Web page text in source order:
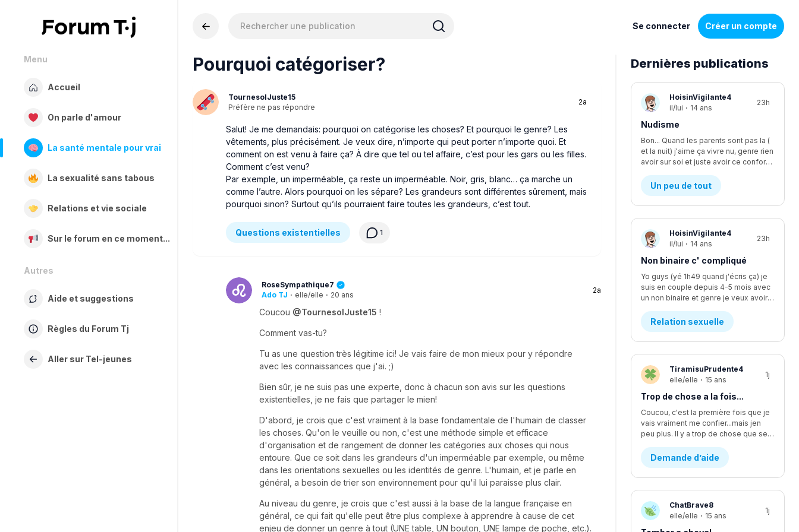
Se connecter Créer un compte
Menu
Accueil
On parle d'amour
La santé mentale pour vrai
La sexualité sans tabous
Relations et vie sociale
Sur le forum en ce moment...
Autres
Aide et suggestions
Règles du Forum Tj
Aller sur Tel-jeunes
Pourquoi catégoriser?
TournesolJuste15
Préfère ne pas répondre
2a
Salut! Je me demandais: pourquoi on catégorise les choses? Et pourquoi le genre? Les
vêtements, plus précisément. Je veux dire, n’importe qui peut porter n’importe quoi. Et
comment on est venu à faire ça? À dire que tel ou tel affaire, c’est pour les gars ou les filles.
Comment c’est venu?
Par exemple, un imperméable, ça reste un imperméable. Noir, gris, blanc… ça marche un
comme l’autre. Alors pourquoi on les sépare? Les grandeurs sont différentes sûrement, mais
pourquoi sinon? Surtout qu’ils pourraient faire toutes les grandeurs, c’est tout.
Questions existentielles 1
RoseSympathique7
Ado TJ · elle/elle · 20 ans
2a
Coucou @TournesolJuste15 !
Comment vas-tu?
Tu as une question très légitime ici! Je vais faire de mon mieux pour y répondre
avec les connaissances que j'ai. ;)
Bien sûr, je ne suis pas une experte, donc à chacun son avis sur les questions
existentielles, je ne fais que partager le mien!
D'abord, je crois que c'est vraiment à la base fondamentale de l'humain de classer
les choses. Qu'on le veuille ou non, c'est une méthode simple et efficace
d'organisation et de rangement de donner les catégories aux choses qui nous
entoure. Que ce soit dans les grandeurs d'un imperméable par exemple, ou même
dans les orientations sexuelles ou les identités de genre. L'humain, et je parle en
général, a besoin de trier son environnement pour qu'il lui paraisse plus clair.
Au niveau du genre, je crois que c'est aussi à la base de la langue française en
général, ce qui fait qu'elle peut être plus complexe à apprendre à cause de cet
enjeu de donner un genre à tout (UNE table, UN bouton, UNE lampe de poche, etc.).
Dernières publications
Liste
de
discussions
HoisinVigilante4
il/lui · 14 ans
23h
Nudisme
Bon... Quand les parents sont pas la (
et la nuit) j'aime ça vivre nu, genre rien
avoir sur soi et juste avoir ce confort, je suis le seul à être nudiste... Et je fais kwa pour les voisins?
Un peu de tout
HoisinVigilante4
il/lui · 14 ans
23h
Non binaire c' compliqué
Yo guys (yé 1h49 quand j'écris ça) je
suis en couple depuis 4-5 mois avec
un non binaire et genre je veux avoir des relations avec iel mais iel est pas sur d'être prêt, ça fait quelques temps qu'y commence à vouloir faire plus... L'affaire c que je me sens comme si je l'écoutais pas assez mais finalement je suis trop à l'écoute. Moi ça fait longtemps que je veux faire ma première fois avec iel, j'y est déjà pris les seins mais mtn iel veux plus, rendu la jsp kwa faire... J'y dit quoi pour lui demander pk iel veux plus me laisser les toucher?
Relation sexuelle
TiramisuPrudente4
elle/elle · 15 ans
1j
Trop de chose a la fois...
Coucou, c'est la première fois que je
vais vraiment me confier...mais jen
peu plus. Il y a trop de chose que se passe en même temps...en se moment, je suis en procès contre un pédophile... j'étais supposer aller lire une lettre devant la cour il y a deux semaines environ, mais ça été reporter au dans deux mois. Encore. Ça fsit 2 ans que c'est reporter chaque fois. Moi jetais enfin prête a passer par dessus...mais c'est encore loin d'être fini et ça va juste me stresser encore plus. J'ai aussi été victims d'un viol d'un ami proche. Ça aussi sa failli partir en procès et c'était stressant parce que j'avais plein dappel par rapport a sa de pleins de personnes. Ma mère m'explicais pas bien les nouvelles par rapport a sa, se qui me faisait croire pleins d'affaires qui était fausse. Sinon, je change d'école cette année, pour mon secondaire 4. Je vais dans une école ou je ne suis pas vraiment apprecier, sans trop savoir pourquoi...je vais perdre tout mes amis et de sec 1 à sec 3 sa été les seuls années dans une seule école de tout ma vie. Lintidimation reviens de plus en plus...J'ai l'impression de redevenir comme avant...celle qui ce noyait dans le négatif a toute situation. J'ai vraiment changer aujourd'hui, sauf que j'ai trop l'impression de redevenir celle que j'étais...J'ai recommencer a me scarifier, alors que sa fais au moins des mois et des mois que je ne lavais pas fait....je ne sais plus du tout quoi faire...merci de m'avoir lu, c'est très apprecier 🤍
Demande d’aide
ChatBrave8
elle/elle · 15 ans
1j